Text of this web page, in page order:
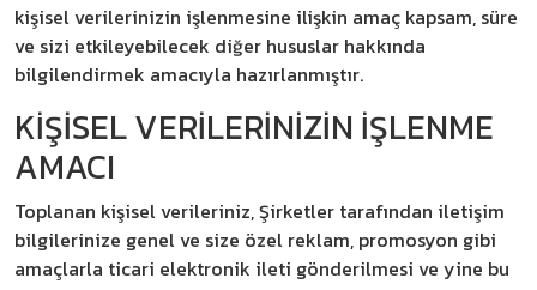
kişisel verilerinizin işlenmesine ilişkin amaç kapsam, süre
ve sizi etkileyebilecek diğer hususlar hakkında
bilgilendirmek amacıyla hazırlanmıştır.
KİŞİSEL VERİLERİNİZİN İŞLENME
AMACI
Toplanan kişisel verileriniz, Şirketler tarafından iletişim
bilgilerinize genel ve size özel reklam, promosyon gibi
amaçlarla ticari elektronik ileti gönderilmesi ve yine bu
İstavrit Takımları
Kalamar Takımları
Sinarit Takımları